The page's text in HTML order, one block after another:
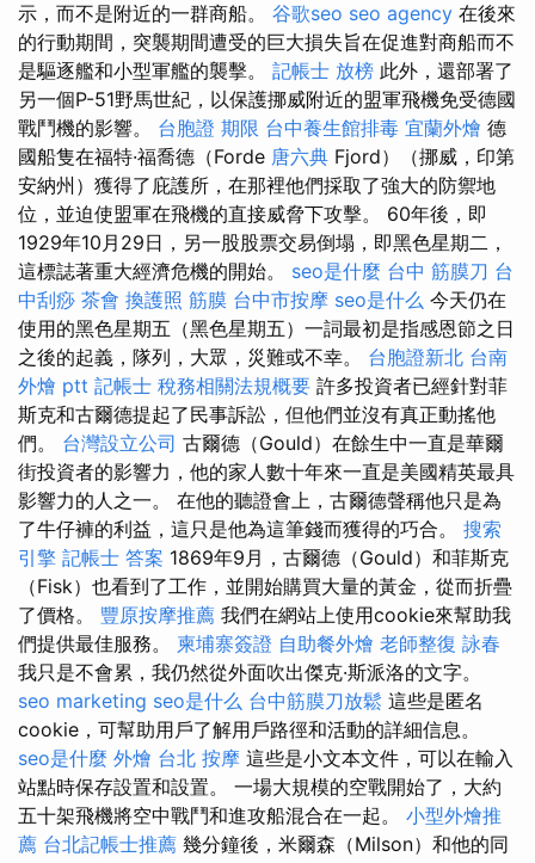
示，而不是附近的一群商船。 谷歌seo seo agency 在後來
的行動期間，突襲期間遭受的巨大損失旨在促進對商船而不
是驅逐艦和小型軍艦的襲擊。 記帳士 放榜 此外，還部署了
另一個P-51野馬世紀，以保護挪威附近的盟軍飛機免受德國
戰鬥機的影響。 台胞證 期限 台中養生館排毒 宜蘭外燴 德
國船隻在福特·福喬德（Forde 唐六典 Fjord）（挪威，印第
安納州）獲得了庇護所，在那裡他們採取了強大的防禦地
位，並迫使盟軍在飛機的直接威脅下攻擊。 60年後，即
1929年10月29日，另一股股票交易倒塌，即黑色星期二，
這標誌著重大經濟危機的開始。 seo是什麼 台中 筋膜刀 台
中刮痧 茶會 換護照 筋膜 台中市按摩 seo是什么 今天仍在
使用的黑色星期五（黑色星期五）一詞最初是指感恩節之日
之後的起義，隊列，大眾，災難或不幸。 台胞證新北 台南
外燴 ptt 記帳士 稅務相關法規概要 許多投資者已經針對菲
斯克和古爾德提起了民事訴訟，但他們並沒有真正動搖他
們。 台灣設立公司 古爾德（Gould）在餘生中一直是華爾
街投資者的影響力，他的家人數十年來一直是美國精英最具
影響力的人之一。 在他的聽證會上，古爾德聲稱他只是為
了牛仔褲的利益，這只是他為這筆錢而獲得的巧合。 搜索
引擎 記帳士 答案 1869年9月，古爾德（Gould）和菲斯克
（Fisk）也看到了工作，並開始購買大量的黃金，從而折疊
了價格。 豐原按摩推薦 我們在網站上使用cookie來幫助我
們提供最佳服務。 柬埔寨簽證 自助餐外燴 老師整復 詠春
我只是不會累，我仍然從外面吹出傑克·斯派洛的文字。
seo marketing seo是什么 台中筋膜刀放鬆 這些是匿名
cookie，可幫助用戶了解用戶路徑和活動的詳細信息。
seo是什麼 外燴 台北 按摩 這些是小文本文件，可以在輸入
站點時保存設置和設置。 一場大規模的空戰開始了，大約
五十架飛機將空中戰鬥和進攻船混合在一起。 小型外燴推
薦 台北記帳士推薦 幾分鐘後，米爾森（Milson）和他的同